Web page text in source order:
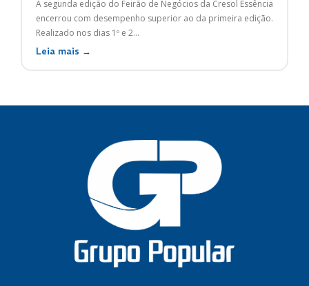
A segunda edição do Feirão de Negócios da Cresol Essência
encerrou com desempenho superior ao da primeira edição.
Realizado nos dias 1º e 2...
Leia mais →